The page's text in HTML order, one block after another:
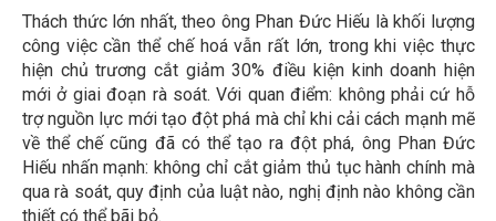
Thách thức lớn nhất, theo ông Phan Đức Hiếu là khối lượng
công việc cần thể chế hoá vẫn rất lớn, trong khi việc thực
hiện chủ trương cắt giảm 30% điều kiện kinh doanh hiện
mới ở giai đoạn rà soát. Với quan điểm: không phải cứ hỗ
trợ nguồn lực mới tạo đột phá mà chỉ khi cải cách mạnh mẽ
về thể chế cũng đã có thể tạo ra đột phá, ông Phan Đức
Hiếu nhấn mạnh: không chỉ cắt giảm thủ tục hành chính mà
qua rà soát, quy định của luật nào, nghị định nào không cần
thiết có thể bãi bỏ.